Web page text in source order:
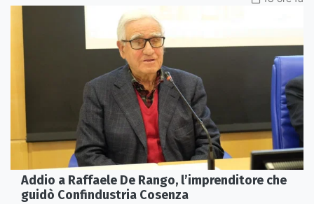
Addio a Raffaele De Rango, l’imprenditore che
guidò Confindustria Cosenza